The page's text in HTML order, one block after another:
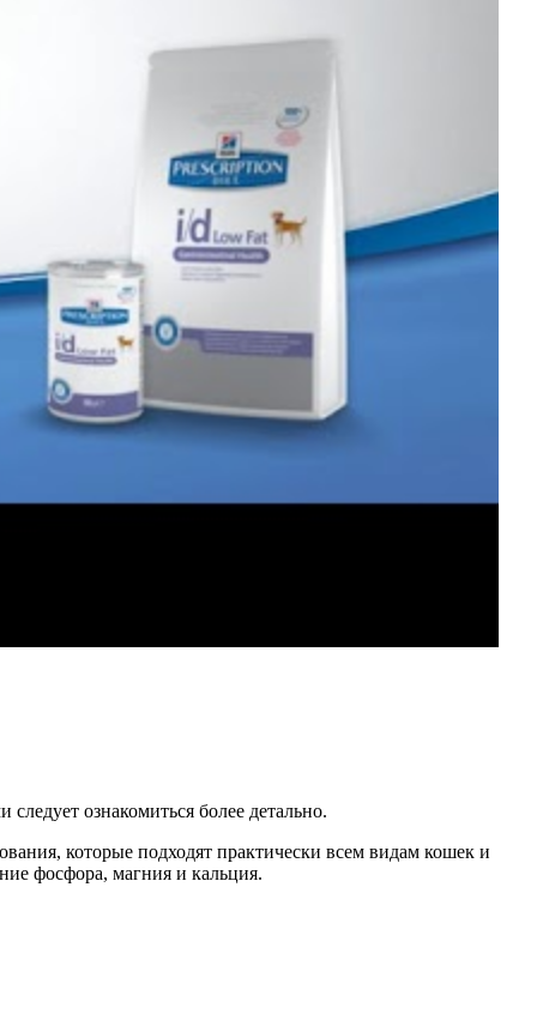
ознакомиться более детально.
которые подходят практически всем видам кошек и
фосфора, магния и кальция.